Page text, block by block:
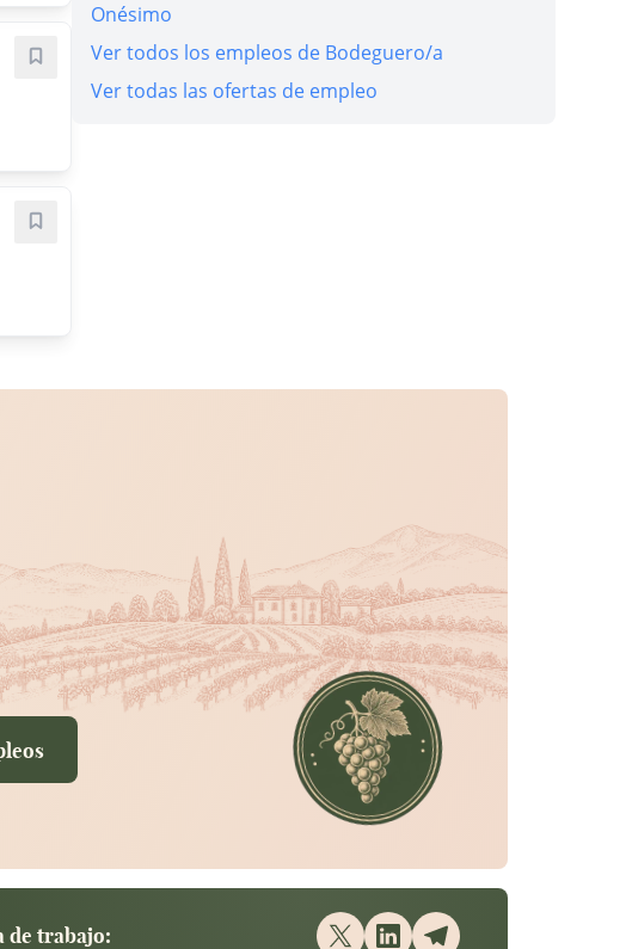
Guardar oferta
Guardar oferta
Onésimo
Ver todos los empleos de Bodeguero/a
Ver todas las ofertas de empleo
de trabajo: